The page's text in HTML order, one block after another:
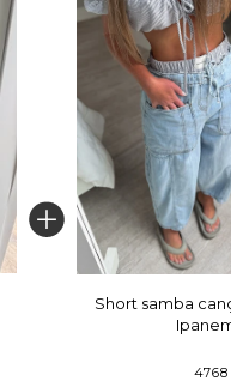
Short samba
Ipanema
4768